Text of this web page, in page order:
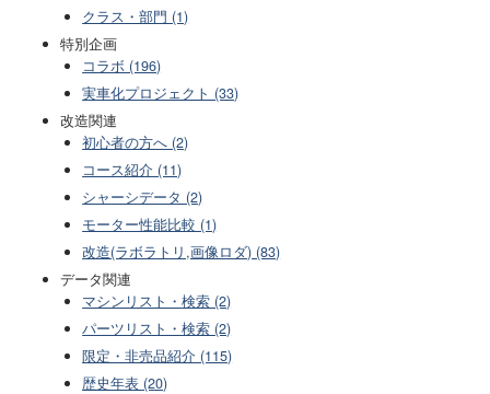
クラス・部門 (1)
特別企画
コラボ (196)
実車化プロジェクト (33)
改造関連
初心者の方へ (2)
コース紹介 (11)
シャーシデータ (2)
モーター性能比較 (1)
改造(ラボラトリ,画像ロダ) (83)
データ関連
マシンリスト・検索 (2)
パーツリスト・検索 (2)
限定・非売品紹介 (115)
歴史年表 (20)